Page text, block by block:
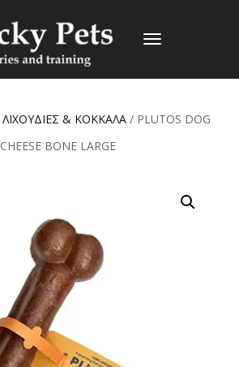
TOGGLE
ΛΙΧΟΥΔΙΕΣ & ΚΟΚΚΑΛΑ/ PLUTOS DOG
CHEESE BONE LARGE